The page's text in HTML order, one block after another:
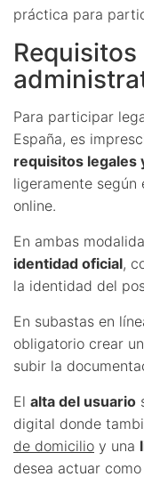
práctica para
Para participar
España, es
requisitos legales
ligeramente según
online.
En ambas
identidad oficial,
la identidad del
En subastas en
obligatorio crear
subir la
El alta del usuario
digital donde
de domicilio y una
desea actuar